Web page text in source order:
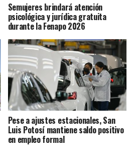
Semujeres brindará atención
psicológica y jurídica gratuita
durante la Fenapo 2026
Pese a ajustes estacionales, San
Luis Potosí mantiene saldo positivo
en empleo formal